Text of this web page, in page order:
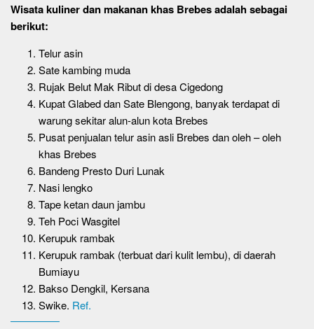
Wisata kuliner dan makanan khas Brebes adalah sebagai
berikut:
Telur asin
Sate kambing muda
Rujak Belut Mak Ribut di desa Cigedong
Kupat Glabed dan Sate Blengong, banyak terdapat di
warung sekitar alun-alun kota Brebes
Pusat penjualan telur asin asli Brebes dan oleh – oleh
khas Brebes
Bandeng Presto Duri Lunak
Nasi lengko
Tape ketan daun jambu
Teh Poci Wasgitel
Kerupuk rambak
Kerupuk rambak (terbuat dari kulit lembu), di daerah
Bumiayu
Bakso Dengkil, Kersana
Swike. Ref.